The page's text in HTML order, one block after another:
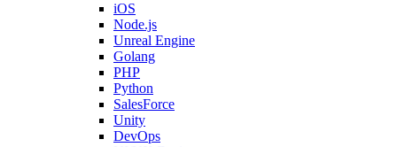
iOS
Node.js
Unreal Engine
Golang
PHP
Python
SalesForce
Unity
DevOps